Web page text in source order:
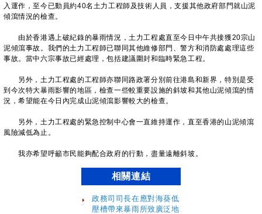
入運作，至今已動員約40名土力工程師及技術人員，支援其他政府部門就山泥
傾瀉情況的檢查。
由於香港遇上破紀錄的暴雨情況，土力工程處直至今日中午共接獲20宗山
泥傾瀉事故。我們的土力工程師已聯同其他維修部門、警方和消防處處理這些
事故。當中六宗事故已經處理，包括建議圍封和臨時緊急工程。
另外，土力工程處的工程師亦聯同路政署分別前往港島和新界，特別是受
到今次特大暴雨影響的地區，檢查一些較重要設施的斜坡和其他山泥傾瀉的情
況，希望能在今日內完成山泥傾瀉影響較大的檢查。
另外，土力工程處的緊急控制中心會一直維持運作，直至香港的山泥傾瀉
風險減低為止。
我亦希望呼籲市民能夠配合政府的行動，盡量遠離斜坡。
相關連結
政務司司長在應對海葵低
壓槽帶來暴雨所致廣泛地